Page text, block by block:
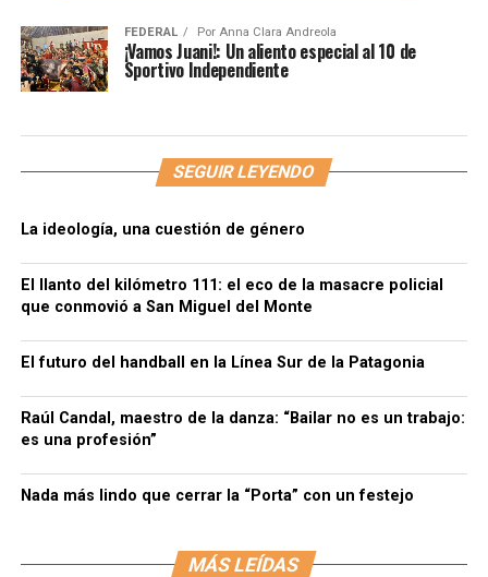
FEDERAL Por Anna Clara Andreola
¡Vamos Juani!: Un aliento especial al 10 de
Sportivo Independiente
SEGUIR LEYENDO
La ideología, una cuestión de género
El llanto del kilómetro 111: el eco de la masacre policial
que conmovió a San Miguel del Monte
El futuro del handball en la Línea Sur de la Patagonia
Raúl Candal, maestro de la danza: “Bailar no es un trabajo:
es una profesión”
Nada más lindo que cerrar la “Porta” con un festejo
MÁS LEÍDAS